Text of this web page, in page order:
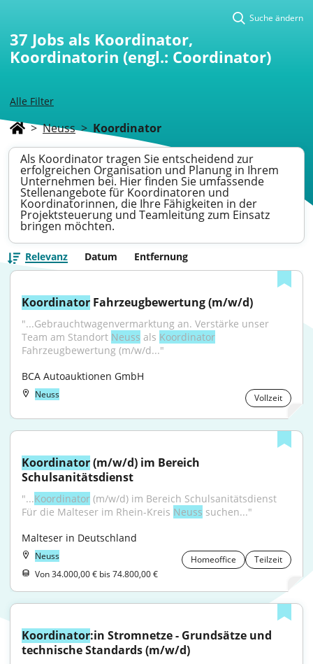
Alle Filter
Suche ändern
37 Jobs als Koordinator,
Koordinatorin (engl.: Coordinator)
> Neuss > Koordinator
Als Koordinator tragen Sie entscheidend zur
erfolgreichen Organisation und Planung in Ihrem
Unternehmen bei. Hier finden Sie umfassende
Stellenangebote für Koordinatoren und
Koordinatorinnen, die Ihre Fähigkeiten in der
Projektsteuerung und Teamleitung zum Einsatz
bringen möchten.
Relevanz Datum Entfernung
Koordinator Fahrzeugbewertung (m/w/d)
"...Gebrauchtwagenvermarktung an. Verstärke unser
Team am Standort Neuss als Koordinator
Fahrzeugbewertung (m/w/d..."
BCA Autoauktionen GmbH
Neuss Vollzeit
Koordinator (m/w/d) im Bereich
Schulsanitätsdienst
"...Koordinator (m/w/d) im Bereich Schulsanitätsdienst
Für die Malteser im Rhein-Kreis Neuss suchen..."
Malteser in Deutschland
Neuss Homeoffice
Teilzeit
Von 34.000,00 € bis 74.800,00 €
Koordinator:in Stromnetze - Grundsätze und
technische Standards (m/w/d)